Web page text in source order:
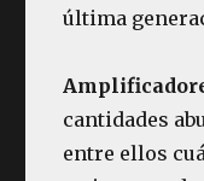
última
cantidades
entre ellos